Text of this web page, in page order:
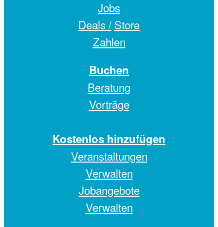
Jobs
Deals / Store
Zahlen
Buchen
Beratung
Vorträge
Kostenlos hinzufügen
Veranstaltungen
Verwalten
Jobangebote
Verwalten